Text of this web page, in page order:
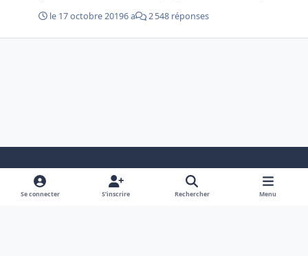
Maps" du coup. Microsoft a aussi la volonté de battre
Google Earth et autre services associés à la
le 17 octobre 20196 a 2 548 réponses
Light ModeDark ModeSystem Preference
y
Se connecter S’inscrire Rechercher Menu